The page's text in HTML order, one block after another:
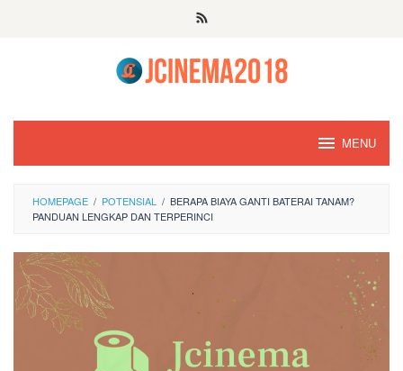
MENU
HOMEPAGE / POTENSIAL / BERAPA BIAYA GANTI BATERAI TANAM?
PANDUAN LENGKAP DAN TERPERINCI